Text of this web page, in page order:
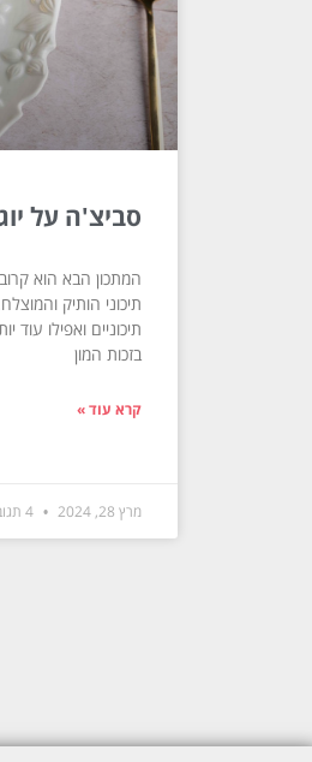
סביצ'ה על
המתכון הבא הוא
תיכוני הותיק
תיכוניים ואפילו
בזכות המון
קרא עוד »
מרץ 28, 2024